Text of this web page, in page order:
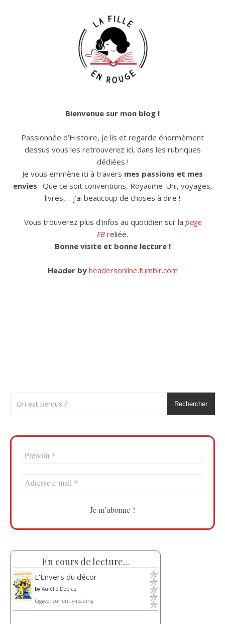
Bienvenue sur mon blog !
Passionnée d’Histoire, je lis et regarde énormément
dessus vous les retrouverez ici, dans les rubriques
dédiées !
Je vous emmène ici à travers mes passions et mes
envies. Que ce soit conventions, Royaume-Uni, voyages,
livres,… j’ai beaucoup de choses à dire !
Vous trouverez plus d’infos au quotidien sur la page
FB reliée.
Bonne visite et bonne lecture !
Header by headersonline.tumblr.com
Rechercher
En cours de lecture...
L'Envers du décor
by Aurélie Depraz
tagged: currently-reading